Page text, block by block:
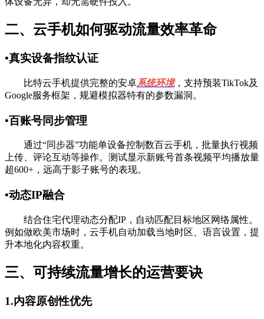
二、云手机如何驱动流量效率革命
•真实设备指纹认证
比特云手机提供完整的安卓系统环境，支持预装TikTok及
Google服务框架，规避模拟器特有的参数漏洞。
•百账号同步管理
通过“同步器”功能单设备控制数百云手机，批量执行视频
上传、评论互动等操作。测试显示新账号首条视频平均播放量
超600+，远高于影子账号的表现。
•动态IP融合
结合住宅代理动态分配IP，自动匹配目标地区网络属性。
例如做欧美市场时，云手机自动加载当地时区、语言设置，提
升本地化内容权重。
三、可持续流量增长的运营要诀
1.内容原创性优先